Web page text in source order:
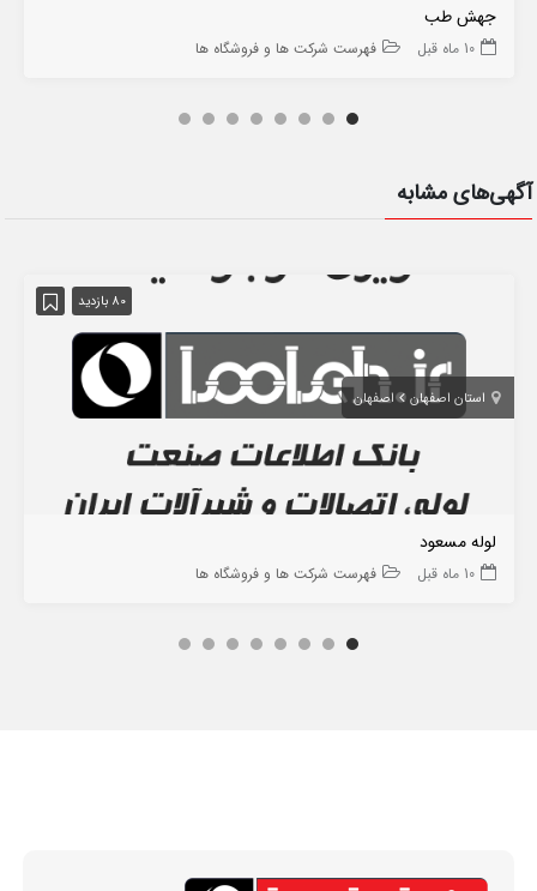
جهش طب
10 ماه قبل فهرست شرکت ها و فروشگاه ها
آگهی‌های مشابه
80 بازدید
استان اصفهان اصفهان
لوله مسعود
10 ماه قبل فهرست شرکت ها و فروشگاه ها